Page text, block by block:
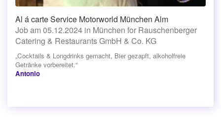
Al á carte Service Motorworld München Alm
Job am 05.12.2024 in München for Rauschenberger
Catering & Restaurants GmbH & Co. KG
„Cocktails & Longdrinks gemacht, Bier gezapft, alkoholfreie
Getränke vorbereitet.“
Antonio